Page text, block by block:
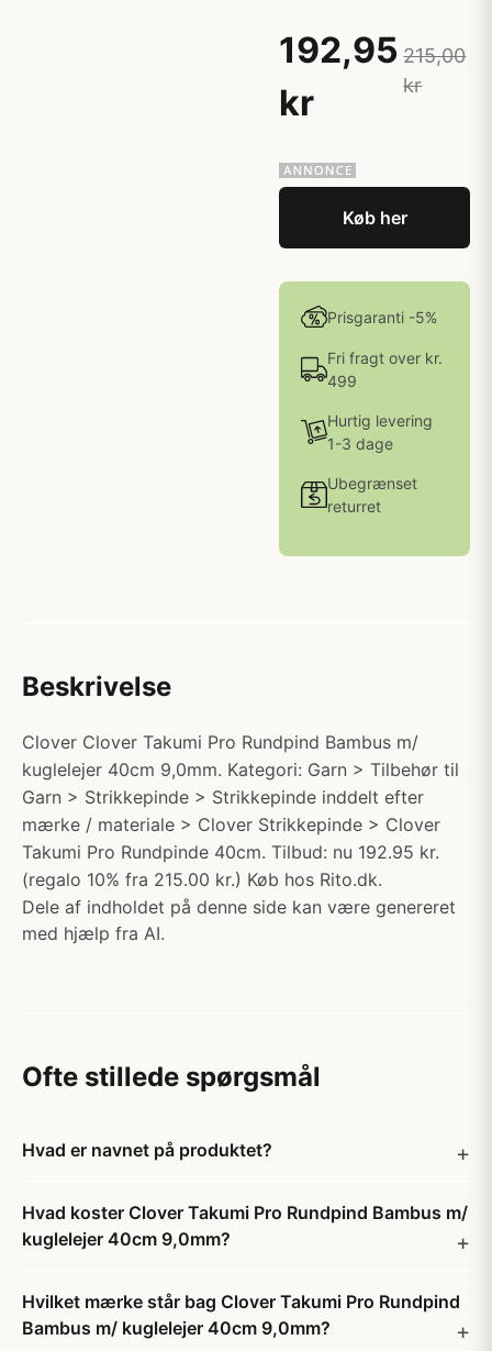
192,95
kr
215,00
kr
Køb her
Prisgaranti -5%
Fri fragt over kr.
499
Hurtig levering
1-3 dage
Ubegrænset
returret
Beskrivelse
Clover Clover Takumi Pro Rundpind Bambus m/
kuglelejer 40cm 9,0mm. Kategori: Garn > Tilbehør til
Garn > Strikkepinde > Strikkepinde inddelt efter
mærke / materiale > Clover Strikkepinde > Clover
Takumi Pro Rundpinde 40cm. Tilbud: nu 192.95 kr.
(regalo 10% fra 215.00 kr.) Køb hos Rito.dk.
Dele af indholdet på denne side kan være genereret
med hjælp fra AI.
Ofte stillede spørgsmål
Hvad er navnet på produktet?
Hvad koster Clover Takumi Pro Rundpind Bambus m/
kuglelejer 40cm 9,0mm?
Hvilket mærke står bag Clover Takumi Pro Rundpind
Bambus m/ kuglelejer 40cm 9,0mm?